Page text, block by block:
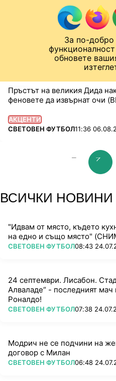
За по-добро
обновете
Към съдържанието
Лига на Конференциите
СВЕТОВЕН ФУТБОЛ
Пръстът на великия Дида
феновете да извърнат очи
АКЦЕНТИ
ПОВЕЧЕ ОТ
СВЕТОВЕН ФУТБОЛ11:36
prev slide
ВСИЧКИ НОВИНИ
"Идвам от място, където
на едно и също място"
ПОВЕЧЕ ОТ
СВЕТОВЕН ФУТБОЛ08:43
24 септември. Лисабон.
Алваладе“ - последният мач
Роналдо!
ПОВЕЧЕ ОТ
СВЕТОВЕН ФУТБОЛ07:38
Модрич не се подчини на
договор с Милан
ПОВЕЧЕ ОТ
СВЕТОВЕН ФУТБОЛ06:48